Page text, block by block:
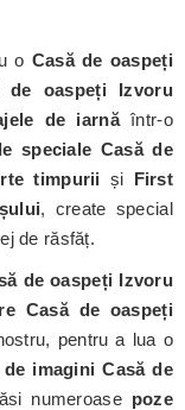
o Casă de oaspeți
de oaspeți Izvoru
de iarnăîntr-o
speciale Casă de
timpurii și First
, create special
de răsfăț.
de oaspeți Izvoru
Casă de oaspeți
pentru a lua o
imagini Casă de
numeroase poze